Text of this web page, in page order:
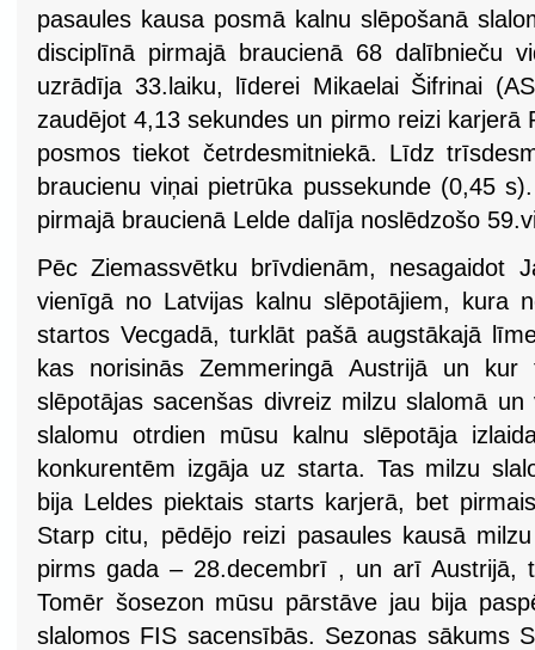
pasaules kausa posmā kalnu slēpošanā
disciplīnā pirmajā braucienā 68 dalībnieču
uzrādīja 33.laiku, līderei Mikaelai Šifrinai
zaudējot 4,13 sekundes un pirmo reizi karjerā
posmos tiekot četrdesmitniekā. Līdz
braucienu viņai pietrūka pussekunde (0,45
pirmajā braucienā Lelde dalīja noslēdzošo
Pēc Ziemassvētku brīvdienām, nesagaidot
vienīgā no Latvijas kalnu slēpotājiem, kura
startos Vecgadā, turklāt pašā augstākajā
kas norisinās Zemmeringā Austrijā un
slēpotājas sacenšas divreiz milzu slalomā
slalomu otrdien mūsu kalnu slēpotāja
konkurentēm izgāja uz starta. Tas milzu
bija Leldes piektais starts karjerā, bet
Starp citu, pēdējo reizi pasaules kausā
pirms gada – 28.decembrī , un arī Austrijā,
Tomēr šosezon mūsu pārstāve jau bija
slalomos FIS sacensībās. Sezonas sākums